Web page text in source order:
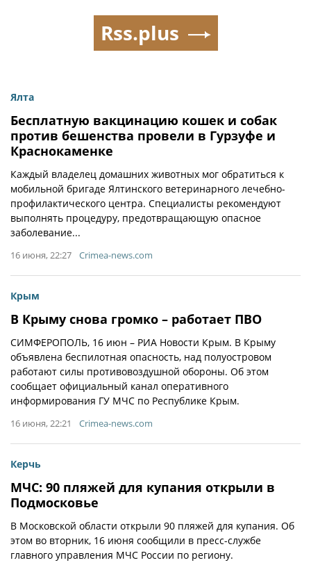
Ялта
Бесплатную вакцинацию кошек и собак
против бешенства провели в Гурзуфе и
Краснокаменке
Каждый владелец домашних животных мог обратиться к
мобильной бригаде Ялтинского ветеринарного лечебно-
профилактического центра. Специалисты рекомендуют
выполнять процедуру, предотвращающую опасное
заболевание...
16 июня, 22:27 Crimea-news.com
Крым
В Крыму снова громко – работает ПВО
СИМФЕРОПОЛЬ, 16 июн – РИА Новости Крым. В Крыму
объявлена беспилотная опасность, над полуостровом
работают силы противовоздушной обороны. Об этом
сообщает официальный канал оперативного
информирования ГУ МЧС по Республике Крым.
16 июня, 22:21 Crimea-news.com
Керчь
МЧС: 90 пляжей для купания открыли в
Подмосковье
В Московской области открыли 90 пляжей для купания. Об
этом во вторник, 16 июня сообщили в пресс-службе
главного управления МЧС России по региону.
Rss.plus